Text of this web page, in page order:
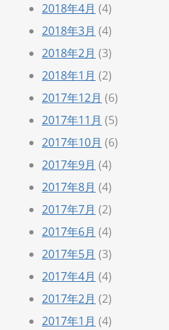
2018年4月 (4)
2018年3月 (4)
2018年2月 (3)
2018年1月 (2)
2017年12月 (6)
2017年11月 (5)
2017年10月 (6)
2017年9月 (4)
2017年8月 (4)
2017年7月 (2)
2017年6月 (4)
2017年5月 (3)
2017年4月 (4)
2017年2月 (2)
2017年1月 (4)